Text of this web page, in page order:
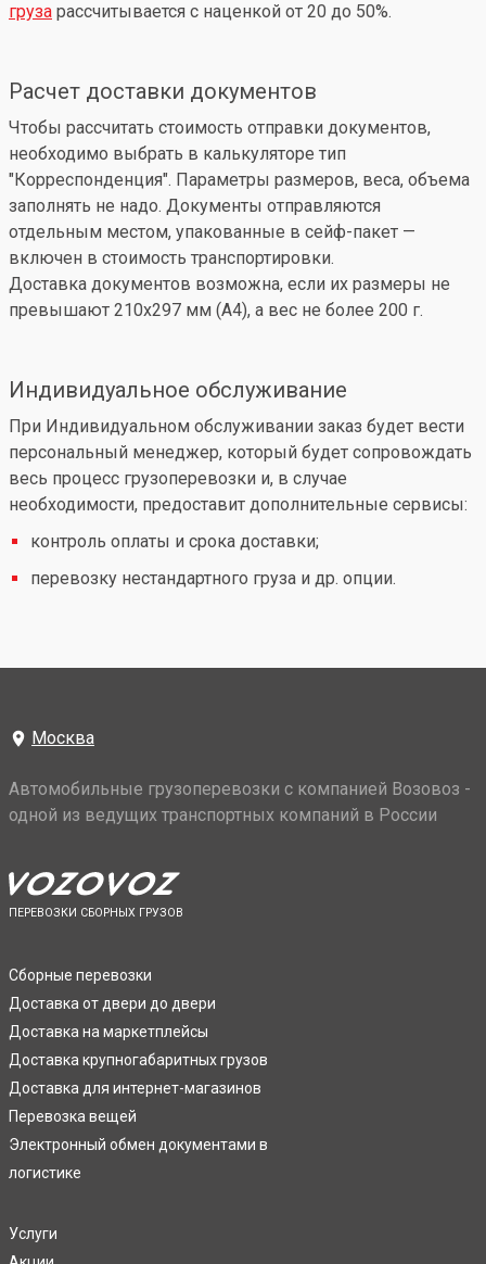
груза рассчитывается с наценкой от 20 до 50%.
Расчет доставки документов
Чтобы рассчитать стоимость отправки документов,
необходимо выбрать в калькуляторе тип
"Корреспонденция". Параметры размеров, веса, объема
заполнять не надо. Документы отправляются
отдельным местом, упакованные в сейф-пакет —
включен в стоимость транспортировки.
Доставка документов возможна, если их размеры не
превышают 210x297 мм (А4), а вес не более 200 г.
Индивидуальное обслуживание
При Индивидуальном обслуживании заказ будет вести
персональный менеджер, который будет сопровождать
весь процесс грузоперевозки и, в случае
необходимости, предоставит дополнительные сервисы:
контроль оплаты и срока доставки;
перевозку нестандартного груза и др. опции.
Москва
Автомобильные грузоперевозки с компанией Возовоз -
одной из ведущих транспортных компаний в России
ПЕРЕВОЗКИ СБОРНЫХ ГРУЗОВ
Сборные перевозки
Доставка от двери до двери
Доставка на маркетплейсы
Доставка крупногабаритных грузов
Доставка для интернет-магазинов
Перевозка вещей
Электронный обмен документами в
логистике
Услуги